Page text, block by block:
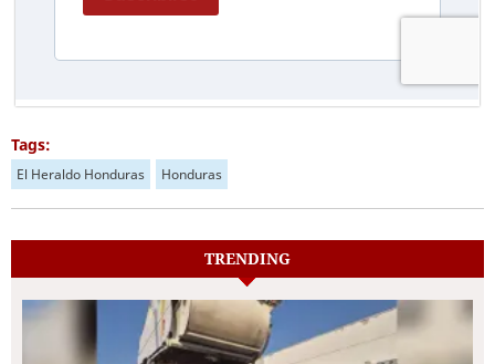
Tags:
El Heraldo Honduras Honduras
TRENDING